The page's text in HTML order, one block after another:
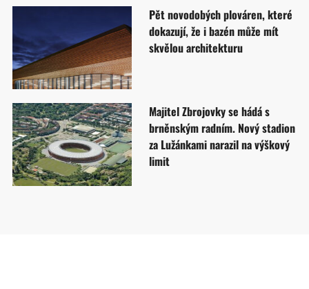
Pět novodobých plováren, které
dokazují, že i bazén může mít
skvělou architekturu
Majitel Zbrojovky se hádá s
brněnským radním. Nový stadion
za Lužánkami narazil na výškový
limit